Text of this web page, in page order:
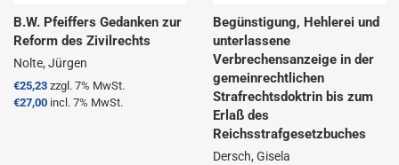
B.W. Pfeiffers Gedanken zur
Reform des Zivilrechts
Nolte, Jürgen
Normaler
Preis
€25,23 zzgl. 7% MwSt.
€27,00 incl. 7% MwSt.
Begünstigung, Hehlerei und
unterlassene
Verbrechensanzeige in der
gemeinrechtlichen
Strafrechtsdoktrin bis zum
Erlaß des
Reichsstrafgesetzbuches
Dersch, Gisela